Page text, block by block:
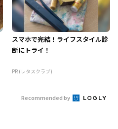
スマホで完結！ライフスタイル診
断にトライ！
PR (レタスクラブ)
Recommended by